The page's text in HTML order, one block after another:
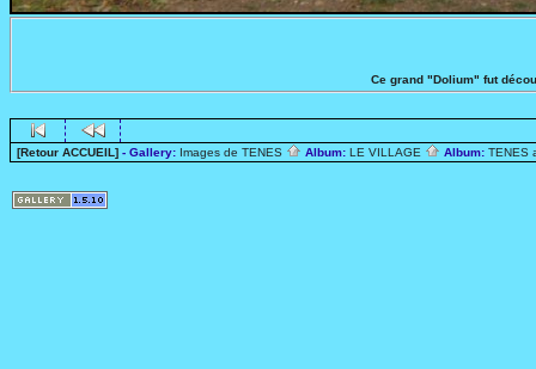
Ce grand "Dolium" fut
[Retour ACCUEIL] - Gallery: Images de TENES Album: LE VILLAGE Album: TENES